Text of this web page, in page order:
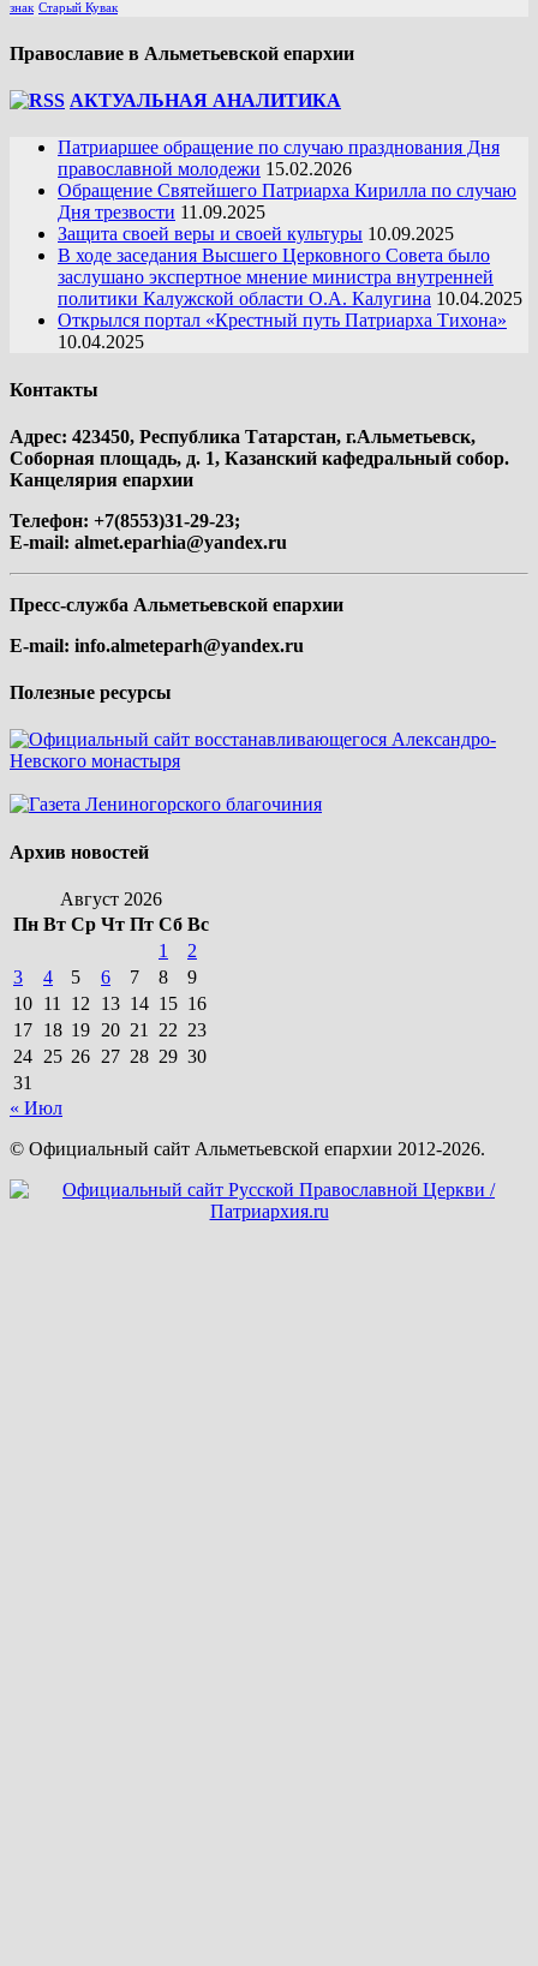
знак Старый Кувак
Православие в Альметьевской епархии
АКТУАЛЬНАЯ АНАЛИТИКА
Патриаршее обращение по случаю празднования Дня
православной молодежи 15.02.2026
Обращение Святейшего Патриарха Кирилла по случаю
Дня трезвости 11.09.2025
Защита своей веры и своей культуры 10.09.2025
В ходе заседания Высшего Церковного Совета было
заслушано экспертное мнение министра внутренней
политики Калужской области О.А. Калугина 10.04.2025
Открылся портал «Крестный путь Патриарха Тихона»
10.04.2025
Контакты
Адрес: 423450, Республика Татарстан, г.Альметьевск,
Соборная площадь, д. 1, Казанский кафедральный собор.
Канцелярия епархии
Телефон: +7(8553)31-29-23;
E-mail: almet.eparhia@yandex.ru
Пресс-служба Альметьевской епархии
E-mail: info.almeteparh@yandex.ru
Полезные ресурсы
Архив новостей
Август 2026
Пн Вт Ср Чт Пт Сб Вс
1
2
3
4 5 6 7 8
9
10 11 12 13 14 15 16
17 18 19 20 21 22 23
24 25 26 27 28 29 30
31
« Июл
© Официальный сайт Альметьевской епархии 2012-2026.